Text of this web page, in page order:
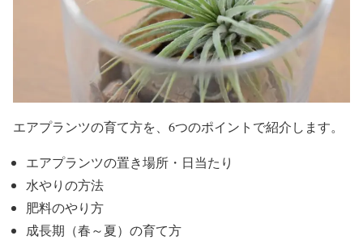
エアプランツの育て方を、6つのポイントで紹介します。
エアプランツの置き場所・日当たり
水やりの方法
肥料のやり方
成長期（春～夏）の育て方